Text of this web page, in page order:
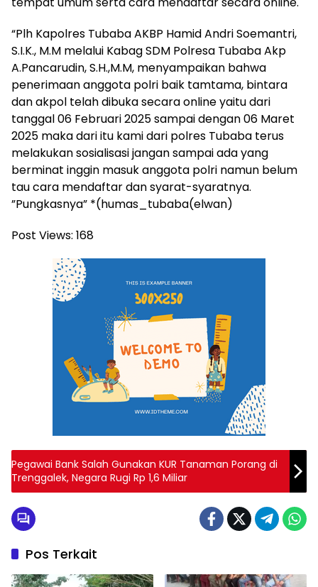
“Plh Kapolres Tubaba AKBP Hamid Andri Soemantri,
S.I.K., M.M melalui Kabag SDM Polresa Tubaba Akp
A.Pancarudin, S.H.,M.M, menyampaikan bahwa
penerimaan anggota polri baik tamtama, bintara
dan akpol telah dibuka secara online yaitu dari
tanggal 06 Februari 2025 sampai dengan 06 Maret
2025 maka dari itu kami dari polres Tubaba terus
melakukan sosialisasi jangan sampai ada yang
berminat inggin masuk anggota polri namun belum
tau cara mendaftar dan syarat-syaratnya.
”Pungkasnya” *(humas_tubaba(elwan)
Post Views: 168
Pegawai Bank Salah Gunakan KUR Tanaman Porang di
Trenggalek, Negara Rugi Rp 1,6 Miliar
Pos Terkait